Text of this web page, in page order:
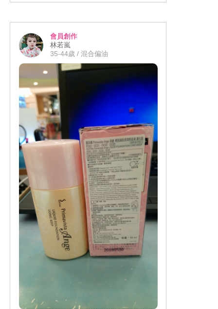
底，剛使用皮膚會有點紅紅的反應（復
過敏不舒服的感覺，土台美容液，沒有
黏膩感…後續的保養只要再擦上盈潤美
感），在忙碌生活中輕鬆簡單完成皮膚
的保養，保有水嫩不乾燥的膚質，同時
也讓皮膚有明亮光澤好氣色，是懶人保
養的好幫手
會員創作
林若嵐
35-44歲 / 混合偏油